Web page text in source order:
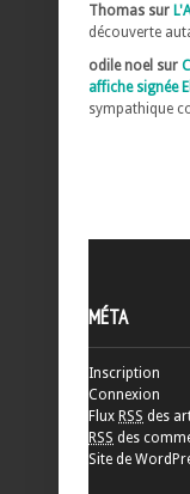
Thomas sur
découverte
odile noel sur
affiche signée
sympathique
MÉTA
Inscription
Connexion
Flux RSS des
RSS des
Site de